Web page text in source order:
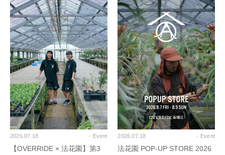
2026.07.18 - Event
【OVERRIDE × 法花園】第3
2026.07.18 - Event
法花園 POP-UP STORE 2026